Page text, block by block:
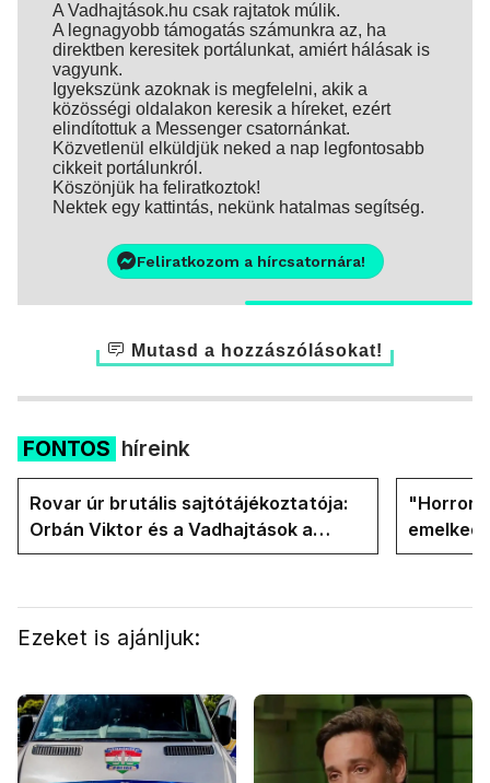
A Vadhajtások.hu csak rajtatok múlik.
A legnagyobb támogatás számunkra az, ha
direktben keresitek portálunkat, amiért hálásak is
vagyunk.
Igyekszünk azoknak is megfelelni, akik a
közösségi oldalakon keresik a híreket, ezért
elindítottuk a Messenger csatornánkat.
Közvetlenül elküldjük neked a nap legfontosabb
cikkeit portálunkról.
Köszönjük ha feliratkoztok!
Nektek egy kattintás, nekünk hatalmas segítség.
Feliratkozom a hírcsatornára!
Mutasd a hozzászólásokat!
FONTOS híreink
Rovar úr brutális sajtótájékoztatója:
Orbán Viktor és a Vadhajtások a
felelős a kialakult helyzetért
"Horror
oldalán
Ezeket is ajánljuk: